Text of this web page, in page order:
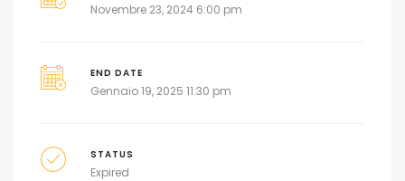
Novembre 23, 2024 6:00 pm
END DATE
Gennaio 19, 2025 11:30 pm
STATUS
Expired